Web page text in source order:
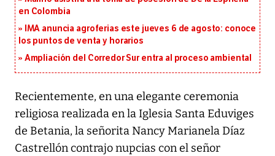
en Colombia
IMA anuncia agroferias este jueves 6 de agosto: conoce
los puntos de venta y horarios
Ampliación del Corredor Sur entra al proceso ambiental
Recientemente, en una elegante ceremonia
religiosa realizada en la Iglesia Santa Eduviges
de Betania, la señorita Nancy Marianela Díaz
Castrellón contrajo nupcias con el señor